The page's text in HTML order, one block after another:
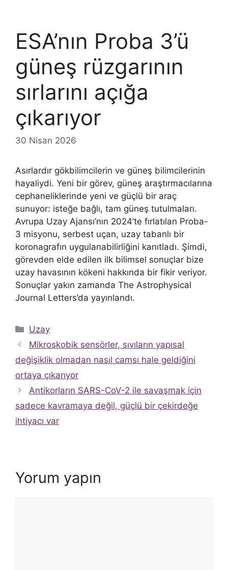
ESA’nın Proba 3’ü
güneş rüzgarının
sırlarını açığa
çıkarıyor
30 Nisan 2026
Asırlardır gökbilimcilerin ve güneş bilimcilerinin
hayaliydi. Yeni bir görev, güneş araştırmacılarına
cephaneliklerinde yeni ve güçlü bir araç
sunuyor: isteğe bağlı, tam güneş tutulmaları.
Avrupa Uzay Ajansı’nın 2024’te fırlatılan Proba-
3 misyonu, serbest uçan, uzay tabanlı bir
koronagrafın uygulanabilirliğini kanıtladı. Şimdi,
görevden elde edilen ilk bilimsel sonuçlar bize
uzay havasının kökeni hakkında bir fikir veriyor.
Sonuçlar yakın zamanda The Astrophysical
Journal Letters’da yayınlandı.
Kategoriler
Uzay
Mikroskobik sensörler, sıvıların yapısal
değişiklik olmadan nasıl camsı hale geldiğini
ortaya çıkarıyor
Antikorların SARS-CoV-2 ile savaşmak için
sadece kavramaya değil, güçlü bir çekirdeğe
ihtiyacı var
Yorum yapın